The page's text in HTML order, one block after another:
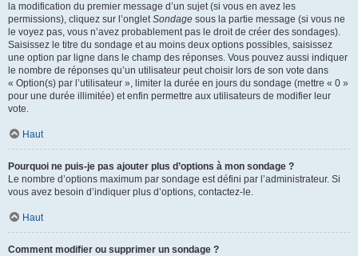
la modification du premier message d’un sujet (si vous en avez les
permissions), cliquez sur l’ongletSondage sous la partie message (si vous ne
le voyez pas, vous n’avez probablement pas le droit de créer des sondages).
Saisissez le titre du sondage et au moins deux options possibles, saisissez
une option par ligne dans le champ des réponses. Vous pouvez aussi indiquer
le nombre de réponses qu’un utilisateur peut choisir lors de son vote dans
« Option(s) par l’utilisateur », limiter la durée en jours du sondage (mettre « 0 »
pour une durée illimitée) et enfin permettre aux utilisateurs de modifier leur
vote.
Haut
Pourquoi ne puis-je pas ajouter plus d’options à mon sondage ?
Le nombre d’options maximum par sondage est défini par l’administrateur. Si
vous avez besoin d’indiquer plus d’options, contactez-le.
Haut
Comment modifier ou supprimer un sondage ?